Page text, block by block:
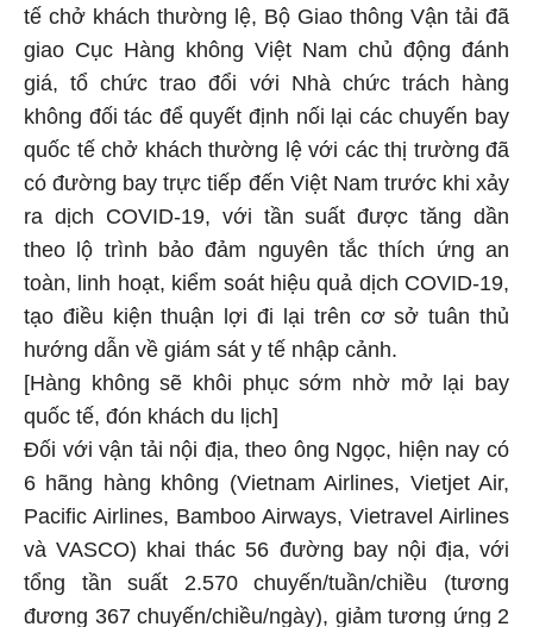
tế chở khách thường lệ, Bộ Giao thông Vận tải đã
giao Cục Hàng không Việt Nam chủ động đánh
giá, tổ chức trao đổi với Nhà chức trách hàng
không đối tác để quyết định nối lại các chuyến bay
quốc tế chở khách thường lệ với các thị trường đã
có đường bay trực tiếp đến Việt Nam trước khi xảy
ra dịch COVID-19, với tần suất được tăng dần
theo lộ trình bảo đảm nguyên tắc thích ứng an
toàn, linh hoạt, kiểm soát hiệu quả dịch COVID-19,
tạo điều kiện thuận lợi đi lại trên cơ sở tuân thủ
hướng dẫn về giám sát y tế nhập cảnh.
[Hàng không sẽ khôi phục sớm nhờ mở lại bay
quốc tế, đón khách du lịch]
Đối với vận tải nội địa, theo ông Ngọc, hiện nay có
6 hãng hàng không (Vietnam Airlines, Vietjet Air,
Pacific Airlines, Bamboo Airways, Vietravel Airlines
và VASCO) khai thác 56 đường bay nội địa, với
tổng tần suất 2.570 chuyến/tuần/chiều (tương
đương 367 chuyến/chiều/ngày), giảm tương ứng 2